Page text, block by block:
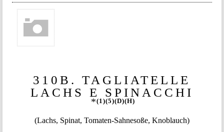
310B. TAGLIATELLE
LACHS E SPINACCHI
1 5 D H
(Lachs, Spinat, Tomaten-Sahnesoße, Knoblauch)